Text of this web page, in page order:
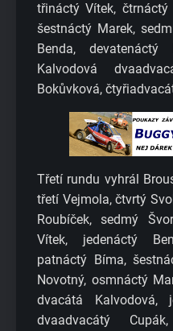
třináctý Vítek,
šestnáctý Marek,
Benda, devatenáctý
Kalvodová
Bokůvková,
Třetí rundu vyhrál
třetí Vejmola, čtvrtý
Roubíček, sedmý
Vítek, jedenáctý
patnáctý Bíma,
Novotný, osmnáctý
dvacátá Kalvodová,
dvaadvacátý